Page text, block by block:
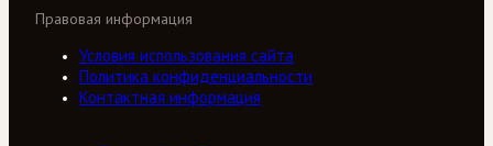
Правовая информация
Условия использования сайта
Политика конфиденциальности
Контактная информация